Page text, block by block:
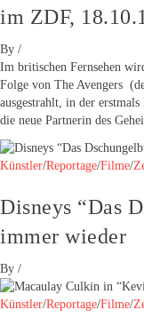
im ZDF,
By /
Im britischen Fernsehen
Folge von The Avengers
ausgestrahlt, in der
die neue Partnerin des
Künstler/Reportage/Filme/
Disneys “Das
immer wieder
By /
Künstler/Reportage/Filme/